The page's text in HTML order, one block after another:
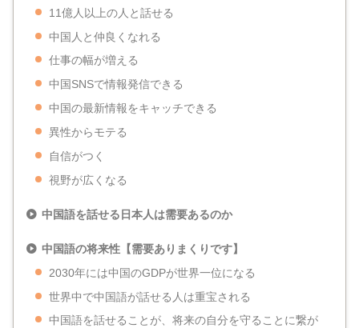
11億人以上の人と話せる
中国人と仲良くなれる
仕事の幅が増える
中国SNSで情報発信できる
中国の最新情報をキャッチできる
異性からモテる
自信がつく
視野が広くなる
中国語を話せる日本人は需要あるのか
中国語の将来性【需要ありまくりです】
2030年には中国のGDPが世界一位になる
世界中で中国語が話せる人は重宝される
中国語を話せることが、将来の自分を守ることに繋が